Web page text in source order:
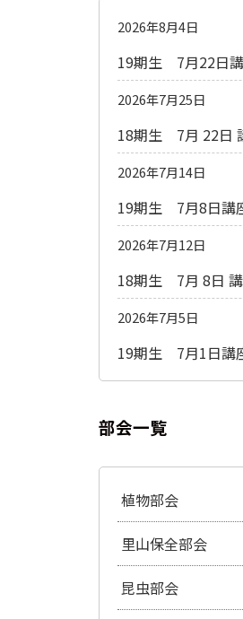
2026年8月4日
19期生 7月22日
2026年7月25日
18期生 7月 22日
2026年7月14日
19期生 7月8日講
2026年7月12日
18期生 7月 8日
2026年7月5日
19期生 7月1日講
部会一覧
植物部会
里山保全部会
昆虫部会